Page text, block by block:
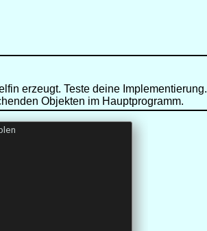
erzeugt. Teste deine Implementierung.
Objekten im Hauptprogramm.